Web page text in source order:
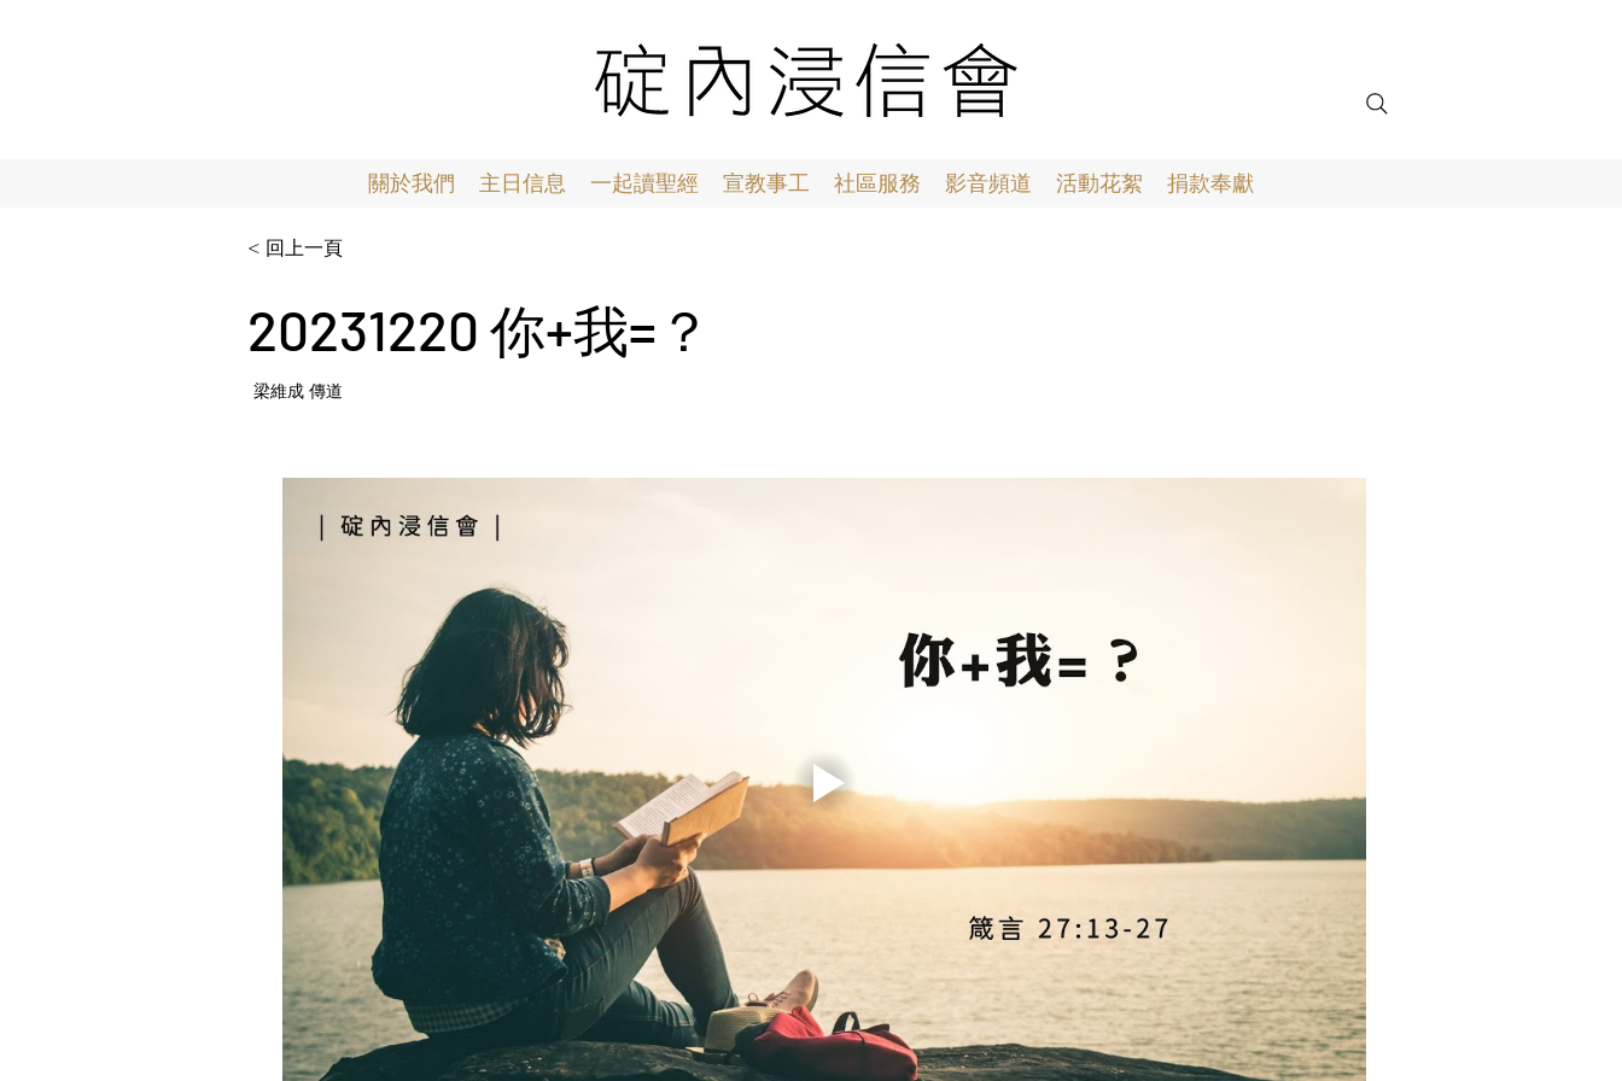
關於我們 主日信息 一起讀聖經 宣教事工 社區服務 影音頻道 活動花絮 捐款奉獻
< 回上一頁
20231220 你+我=？
梁維成 傳道